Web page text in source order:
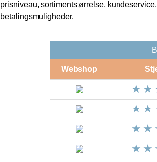
prisniveau, sortimentstørrelse,
betalingsmuligheder.
Webshop